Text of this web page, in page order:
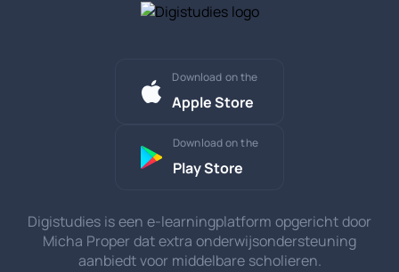
Download on the
Apple Store
Download on the
Play Store
Digistudies is een e-learningplatform opgericht door
Micha Proper dat extra onderwijsondersteuning
aanbiedt voor middelbare scholieren.